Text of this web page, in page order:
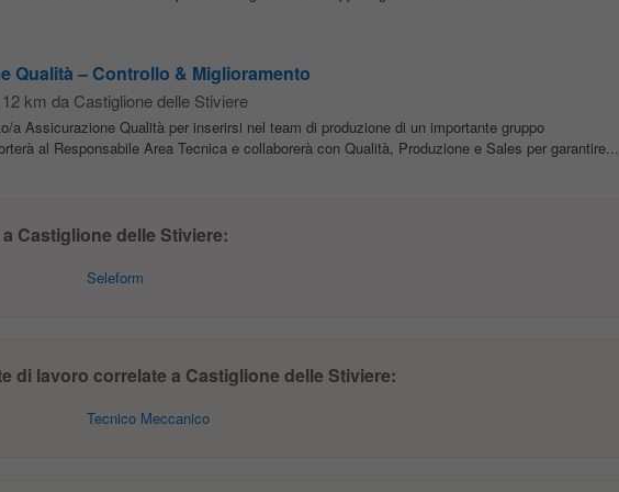
Qualità – Controllo & Miglioramento
km da Castiglione delle Stiviere
a Assicurazione Qualità per inserirsi nel team di produzione di un importante gruppo
al Responsabile Area Tecnica e collaborerà con Qualità, Produzione e Sales per garantire...
Castiglione delle Stiviere:
Seleform
di lavoro correlate a Castiglione delle Stiviere:
Tecnico Meccanico